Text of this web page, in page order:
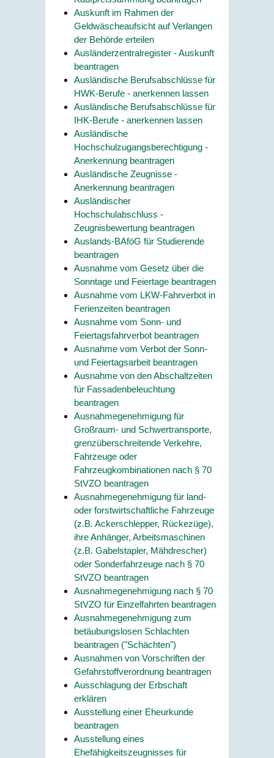
Auskunft im Rahmen der
Geldwäscheaufsicht auf Verlangen
der Behörde erteilen
Ausländerzentralregister - Auskunft
beantragen
Ausländische Berufsabschlüsse für
HWK-Berufe - anerkennen lassen
Ausländische Berufsabschlüsse für
IHK-Berufe - anerkennen lassen
Ausländische
Hochschulzugangsberechtigung -
Anerkennung beantragen
Ausländische Zeugnisse -
Anerkennung beantragen
Ausländischer
Hochschulabschluss -
Zeugnisbewertung beantragen
Auslands-BAföG für Studierende
beantragen
Ausnahme vom Gesetz über die
Sonntage und Feiertage beantragen
Ausnahme vom LKW-Fahrverbot in
Ferienzeiten beantragen
Ausnahme vom Sonn- und
Feiertagsfahrverbot beantragen
Ausnahme vom Verbot der Sonn-
und Feiertagsarbeit beantragen
Ausnahme von den Abschaltzeiten
für Fassadenbeleuchtung
beantragen
Ausnahmegenehmigung für
Großraum- und Schwertransporte,
grenzüberschreitende Verkehre,
Fahrzeuge oder
Fahrzeugkombinationen nach § 70
StVZO beantragen
Ausnahmegenehmigung für land-
oder forstwirtschaftliche Fahrzeuge
(z.B. Ackerschlepper, Rückezüge),
ihre Anhänger, Arbeitsmaschinen
(z.B. Gabelstapler, Mähdrescher)
oder Sonderfahrzeuge nach § 70
StVZO beantragen
Ausnahmegenehmigung nach § 70
StVZO für Einzelfahrten beantragen
Ausnahmegenehmigung zum
betäubungslosen Schlachten
beantragen ("Schächten")
Ausnahmen von Vorschriften der
Gefahrstoffverordnung beantragen
Ausschlagung der Erbschaft
erklären
Ausstellung einer Eheurkunde
beantragen
Ausstellung eines
Ehefähigkeitszeugnisses für